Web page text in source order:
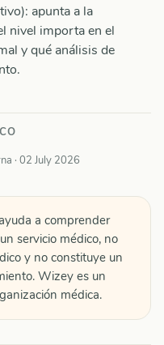
apunta a la
nivel importa en el
y qué análisis de
· 02 July 2026
a comprender
servicio médico, no
y no constituye un
Wizey es un
médica.